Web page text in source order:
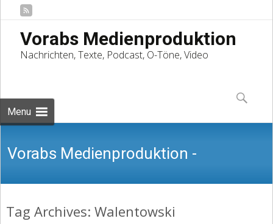
Vorabs Medienproduktion
Nachrichten, Texte, Podcast, O-Töne, Video
Menu
to
content
Suchen
nach:
Vorabs Medienproduktion -
Nachrichten, Texte, Podcast, O-Töne,
Tag Archives: Walentowski